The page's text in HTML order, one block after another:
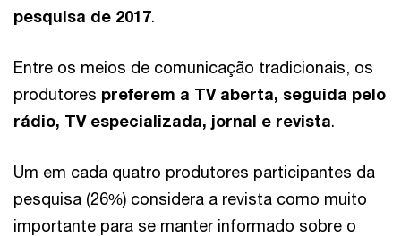
pesquisa de 2017.
Entre os meios de comunicação tradicionais, os
produtores preferem a TV aberta, seguida pelo
rádio, TV especializada, jornal e revista.
Um em cada quatro produtores participantes da
pesquisa (26%) considera a revista como muito
importante para se manter informado sobre o